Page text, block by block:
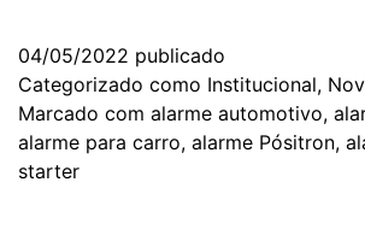
04/05/2022 publicado
Categorizado como Institucional,
Marcado com alarme automotivo,
alarme para carro, alarme Pósitron,
starter